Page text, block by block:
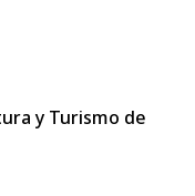
y Turismo de